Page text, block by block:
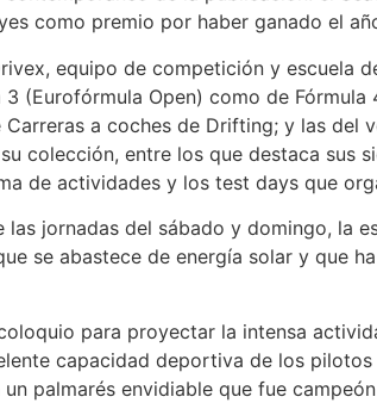
como premio por haber ganado el
equipo de competición y
(Eurofórmula Open) como de
a coches de Drifting; y las
colección, entre los que destaca sus
de actividades y los test days que
jornadas del sábado y domingo, la
se abastece de energía solar y que
para proyectar la intensa
capacidad deportiva de los pilotos
palmarés envidiable que fue